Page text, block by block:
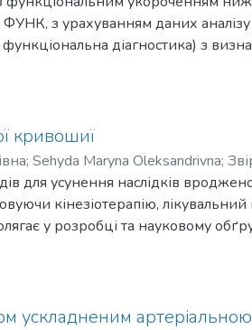
з урахуванням даних
діагностика) з
суглобі в середньому по
групі зазнали
з тим, що основна група
після комплексної програми
зі зміцненням суглобово-
стану пацієнта у
кривошиї
; Sehyda Maryna Oleksandrivna;
для усунення наслідків
кінезіотерапію,
у розробці та науковому
аналізу літературних
методи дослідження проблеми
вродженої м’язової кривошиї та
ускладненим артеріальною